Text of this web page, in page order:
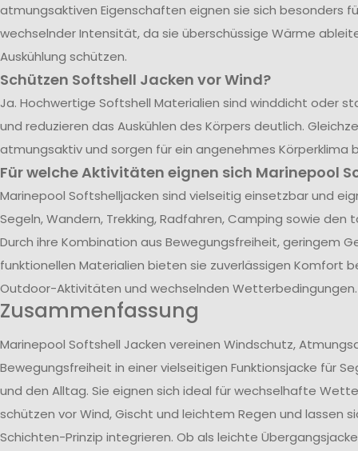
atmungsaktiven Eigenschaften eignen sie sich besonders
wechselnder Intensität, da sie überschüssige Wärme
Auskühlung schützen.
Schützen Softshell Jacken vor Wind?
Ja. Hochwertige Softshell Materialien sind winddicht oder
und reduzieren das Auskühlen des Körpers deutlich.
atmungsaktiv und sorgen für ein angenehmes Körperklima
Für welche Aktivitäten eignen sich Marinepool
Marinepool Softshelljacken sind vielseitig einsetzbar und
Segeln, Wandern, Trekking, Radfahren, Camping sowie den
Durch ihre Kombination aus Bewegungsfreiheit, geringem
funktionellen Materialien bieten sie zuverlässigen Komfort
Outdoor-Aktivitäten und wechselnden Wetterbedingungen.
Zusammenfassung
Marinepool Softshell Jacken vereinen Windschutz,
Bewegungsfreiheit in einer vielseitigen Funktionsjacke für
und den Alltag. Sie eignen sich ideal für wechselhafte
schützen vor Wind, Gischt und leichtem Regen und lassen
Schichten-Prinzip integrieren. Ob als leichte